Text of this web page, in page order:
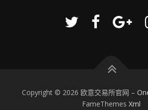
Copyright © 2026 欧意交易所官网 –
FameThemes Xml